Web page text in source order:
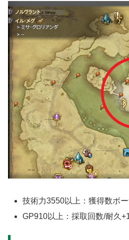
技術力3550以上：獲得数ボ
GP910以上：採取回数/耐久